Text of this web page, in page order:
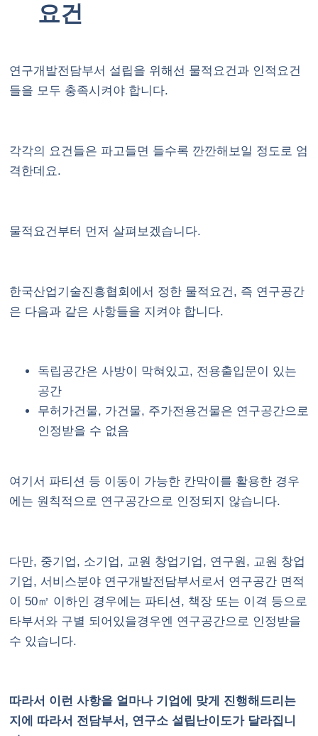
요건
연구개발전담부서 설립을 위해선 물적요건과 인적요건
들을 모두 충족시켜야 합니다.
각각의 요건들은 파고들면 들수록 깐깐해보일 정도로 엄
격한데요.
물적요건부터 먼저 살펴보겠습니다.
한국산업기술진흥협회에서 정한 물적요건, 즉 연구공간
은 다음과 같은 사항들을 지켜야 합니다.
독립공간은 사방이 막혀있고, 전용출입문이 있는
공간
무허가건물, 가건물, 주가전용건물은 연구공간으로
인정받을 수 없음
여기서 파티션 등 이동이 가능한 칸막이를 활용한 경우
에는 원칙적으로 연구공간으로 인정되지 않습니다.
다만, 중기업, 소기업, 교원 창업기업, 연구원, 교원 창업
기업, 서비스분야 연구개발전담부서로서 연구공간 면적
이 50㎡ 이하인 경우에는 파티션, 책장 또는 이격 등으로
타부서와 구별 되어있을경우엔 연구공간으로 인정받을
수 있습니다.
따라서 이런 사항을 얼마나 기업에 맞게 진행해드리는
지에 따라서 전담부서, 연구소 설립난이도가 달라집니